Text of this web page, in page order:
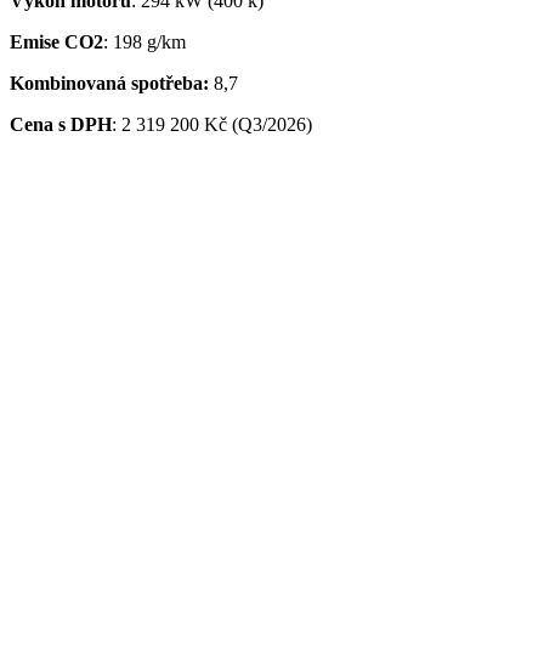
Emise CO2: 198 g/km
Kombinovaná spotřeba: 8,7
Cena s DPH: 2 319 200 Kč (Q3/2026)